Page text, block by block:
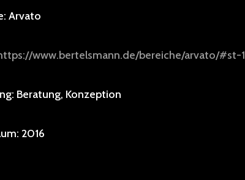
Arvato
www.bertelsmann.de/bereiche/arvato/#st-1
Beratung, Konzeption
2016